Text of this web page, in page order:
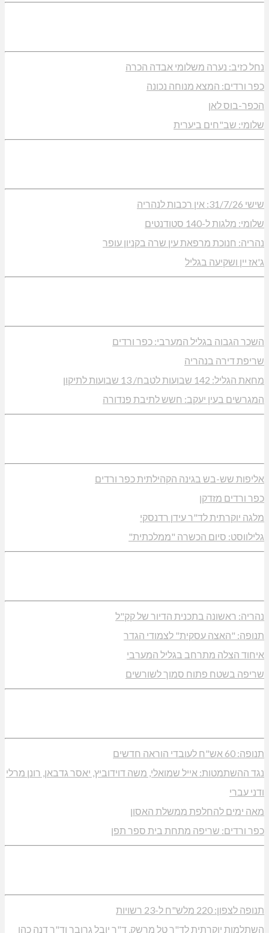
נחל כזיב: נערה משלומי אבדה הכרה
כפר ורדים: המצא מנוחה נכונה
הכפר-בוס לאן
שלומי: שב"חים ביערית
שישי 31/7/26: אין רכבות לנהריה
שלומי: מלגות ל-140 סטודנטים
נהריה: חנוכת מרפאת עין שרה בקניון עופר
ג'אז יין ושקיעה בגליל
השכר הגבוה בגליל המערבי: כפר ורדים
שריפת דירה בנהריה
מחאת הגליל: 142 שבועות לטבח/ 13 שבועות לתיקון
המגרשים בעין יעקב: חשש לתיבת פנדורה
אליפות שש-בש בגינה הקהילתית כפר ורדים
כפר ורדים מזדקן
מלגה יוקרתית לד"ר עידן רדנסקי
גלילווסט: סיום הכשרה "ממלכתית"
נהריה: ראשונה בתכנית הדיור של קק"ל
תנופה: "האצה עסקית" לצמודי הגדר
איחוד הצלה מתרחב בגליל המערבי
שריפה בשטח פתוח סמוך לשורשים
תנופה: 60 אש"ח לעובדי הוראה חדשים
נגד ההשתמטות: אייל שמואלי, משה דוידוביץ, יאסר גדבאן, רונן מרלי
ודני עברי
מאה ימים להחלפת ממשלת האסון
כפר ורדים: שריפה מתחת בית ספר תפן
תנופה לצפון: 220 מלש"ח ל-23 רשויות
השתלמות יוקרתית לד"ר טל מרשק, ד"ר יובל גרובר וד"ר דנה כהן